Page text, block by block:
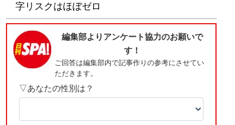
字リスクはほぼゼロ